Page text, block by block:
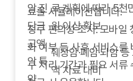
료를 시뮬레이션합니다.
청구 편의성 조사: 모바일
화 여부 등 사후 서비스를
구 처리 기간과 필요 서류
암 진
단금
료 계획에 따라 5천
원 이상 확보
고액
암 특
췌장암·폐암·뇌암 등
액 치료 대비